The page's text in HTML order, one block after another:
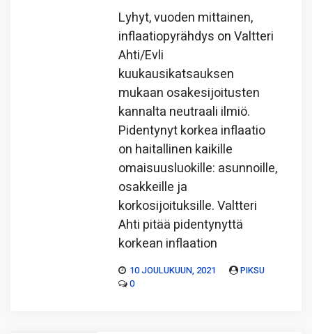
Lyhyt, vuoden mittainen,
inflaatiopyrähdys on Valtteri
Ahti/Evli
kuukausikatsauksen
mukaan osakesijoitusten
kannalta neutraali ilmiö.
Pidentynyt korkea inflaatio
on haitallinen kaikille
omaisuusluokille: asunnoille,
osakkeille ja
korkosijoituksille. Valtteri
Ahti pitää pidentynyttä
korkean inflaation
10 JOULUKUUN, 2021
PIKSU
0